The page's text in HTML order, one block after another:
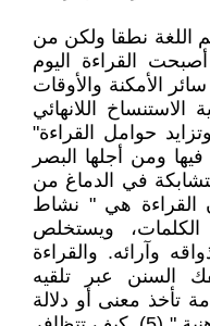
اللغة نطقا ولكن من
القراءة اليوم
الأمكنة والأوقات
الاستنساخ اللانهائي
حوامل القراءة"
ومن أجلها البصر
في الدماغ من
القراءة هي " نشاط
الكلمات، ويستخلص
وآرائه. والقراءة
السنن عبر تلقيه
تأخذ معنى أو دلالة